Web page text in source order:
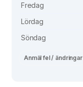
Fredag
Lördag
Söndag
Anmäl fel / ändringar